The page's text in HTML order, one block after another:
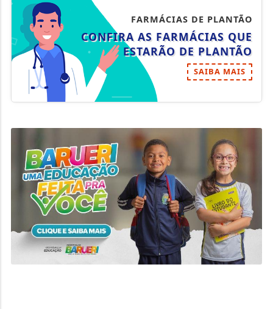
FARMÁCIAS DE PLANTÃO
CONFIRA AS FARMÁCIAS QUE
ESTARÃO DE PLANTÃO
SAIBA MAIS